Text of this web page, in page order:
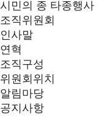
시민의 종 타종행사
조직위원회
인사말
연혁
조직구성
위원회위치
알림마당
공지사항